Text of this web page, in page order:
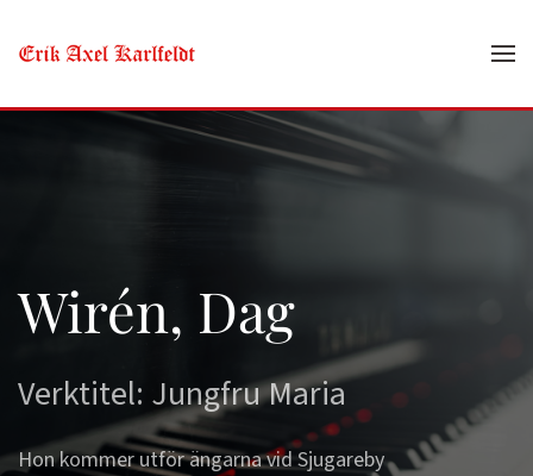
Skip to main content
Wirén, Dag
Verktitel: Jungfru Maria
Hon kommer utför ängarna vid Sjugareby